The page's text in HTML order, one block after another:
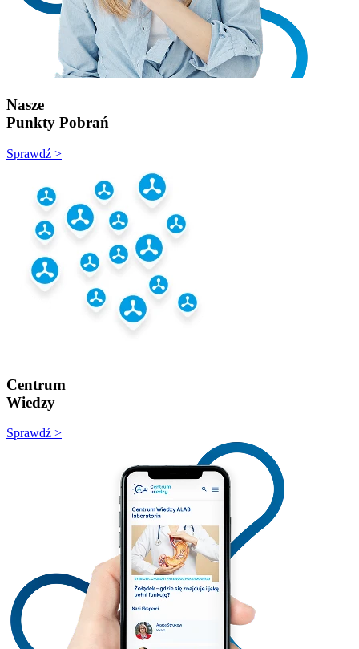
Nasze
Punkty Pobrań
Sprawdź >
Centrum
Wiedzy
Sprawdź >